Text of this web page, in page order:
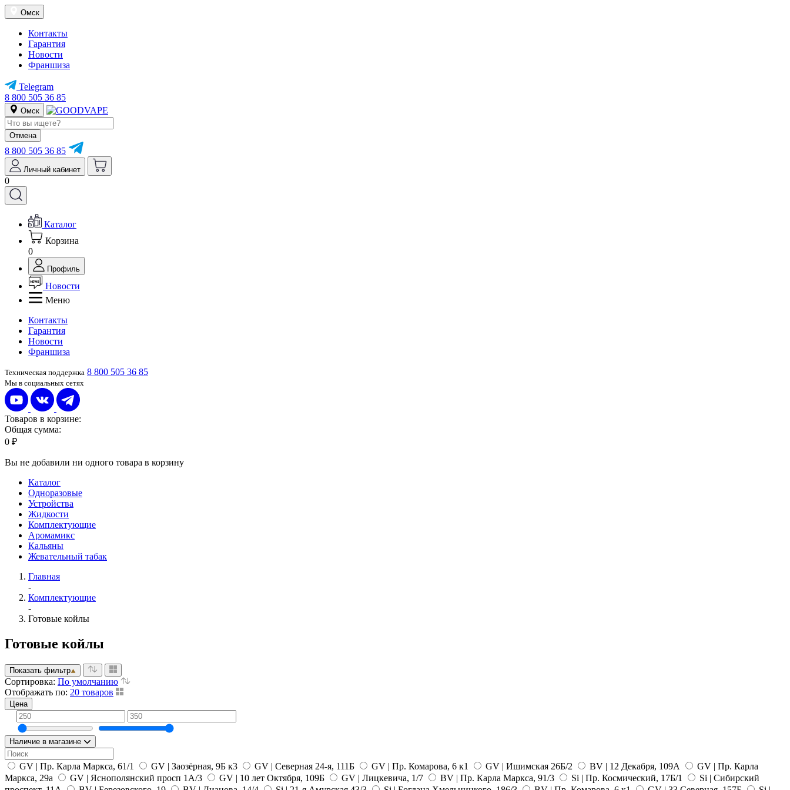
Омск
Контакты
Гарантия
Новости
Франшиза
Telegram
8 800 505 36 85
Омск
Отмена
8 800 505 36 85
Личный кабинет
0
Каталог
Корзина
0
Профиль
Новости
Меню
Контакты
Гарантия
Новости
Франшиза
Техническая поддержка 8 800 505 36 85
Мы в социальных сетях
Товаров в корзине:
Общая сумма:
0 ₽
Вы не добавили ни одного товара в корзину
Каталог
Одноразовые
Устройства
Жидкости
Комплектующие
Аромамикс
Кальяны
Жевательный табак
Главная
-
Комплектующие
-
Готовые койлы
Готовые койлы
Показать фильтр
Сортировка: По умолчанию
Отображать по: 20 товаров
Цена
Наличие в магазине
GV | Пр. Карла Маркса, 61/1 GV | Заозёрная, 9Б к3 GV | Северная 24-я, 111Б GV | Пр. Комарова, 6 к1 GV | Ишимская 26Б/2 BV | 12 Декабря, 109А
GV | Пр. Карла
Маркса, 29а
GV | Яснополянский просп 1А/3 GV | 10 лет Октября, 109Б GV | Лицкевича, 1/7 BV | Пр. Карла Маркса, 91/3 Si | Пр. Космический, 17Б/1
Si | Сибирский